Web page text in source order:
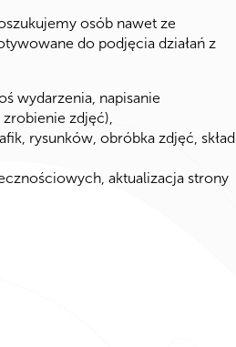
osób nawet ze
do podjęcia działań z
wydarzenia, napisanie
zdjęć),
rysunków, obróbka zdjęć, skład
aktualizacja strony